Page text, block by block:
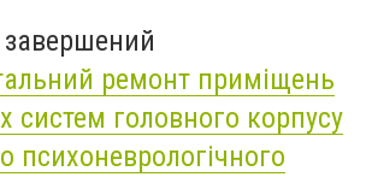
ремонт приміщень
систем головного корпусу
психоневрологічного